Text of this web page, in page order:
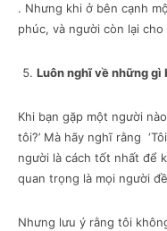
. Nhưng khi ở bên cạnh
phúc, và người còn lại
Luôn nghĩ về những
Khi bạn gặp một người
tôi?’ Mà hãy nghĩ rằng
người là cách tốt nhất để
quan trọng là mọi người
Nhưng lưu ý rằng tôi